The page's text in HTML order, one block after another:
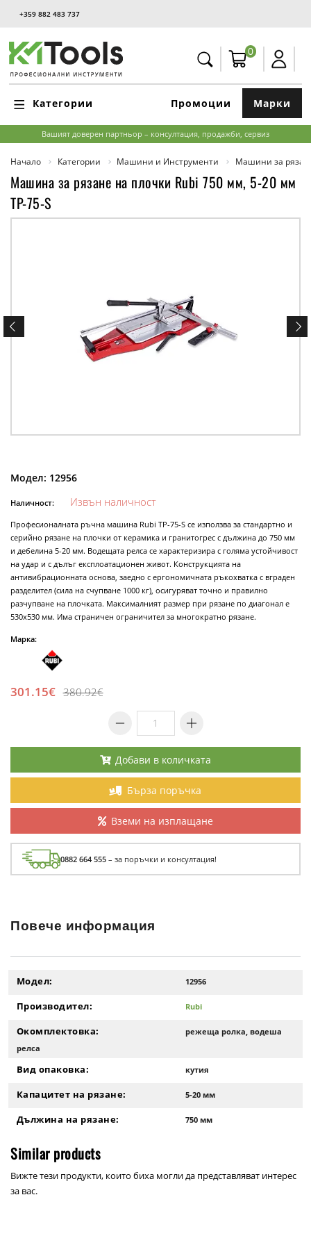
+359 882 483 737
0
Категории Марки
Промоции
Вашият доверен партньор – консултация, продажби, сервиз
Начало Категории Машини и Инструменти Машини за
Машина за рязане на плочки Rubi 750 мм, 5-20 мм
TP-75-S
Модел: 12956
Наличност: Извън наличност
Професионалната ръчна машина Rubi TP-75-S се използва за стандартно и
серийно рязане на плочки от керамика и гранитогрес с дължина до 750 мм
и дебелина 5-20 мм. Водещата релса се характеризира с голяма устойчивост
на удар и с дълъг експлоатационен живот. Конструкцията на
антивибрационната основа, заедно с ергономичната ръкохватка с вграден
разделител (сила на счупване 1000 кг), осигуряват точно и правилно
разчупване на плочката. Максималният размер при рязане по диагонал е
530х530 мм. Има страничен ограничител за многократно рязане.
Марка:
301.15€ 380.92€
Добави в количката
Бърза поръчка
Вземи на изплащане
0882 664 555 – за поръчки и консултация!
Повече информация
Модел: 12956
Производител: Rubi
Окомплектовка:
режеща ролка, водеша
релса
Вид опаковка: кутия
Капацитет на рязане: 5-20 мм
Дължина на рязане: 750 мм
Similar products
Вижте тези продукти, които биха могли да представляват интерес
за вас.